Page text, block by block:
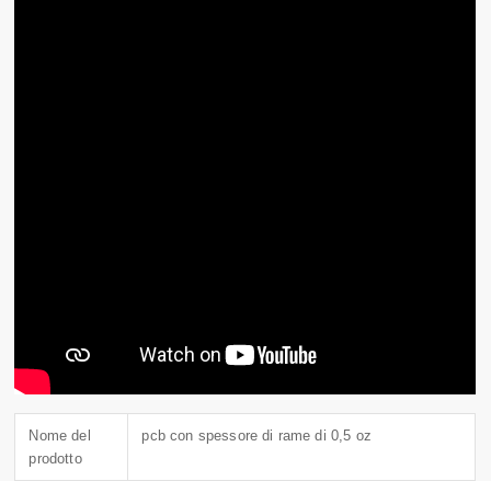
Nome del
prodotto
pcb con spessore di rame di 0,5 oz